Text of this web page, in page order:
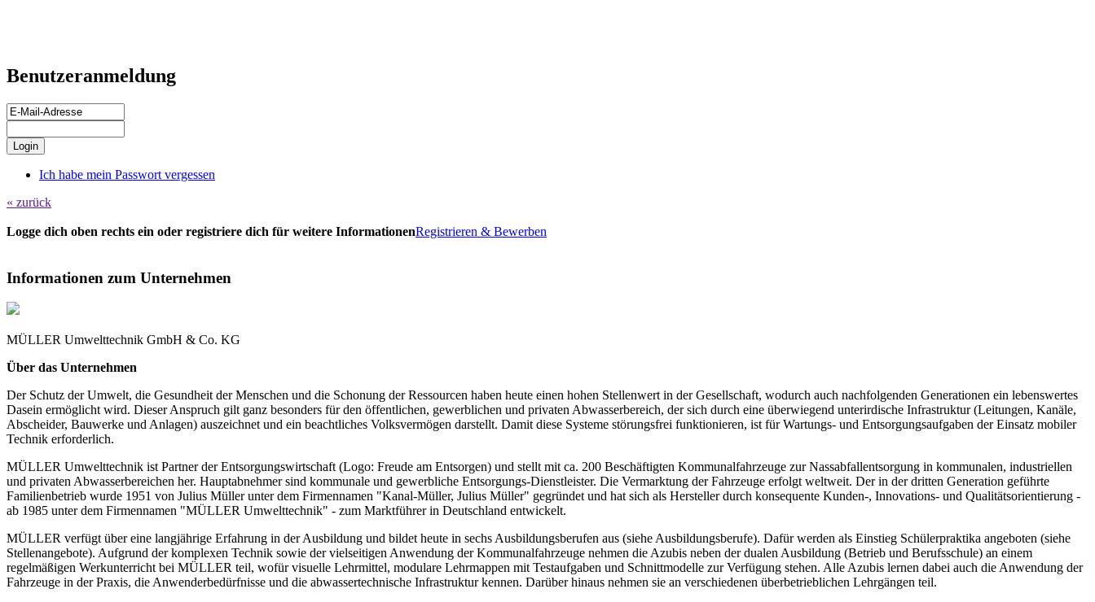
Benutzeranmeldung
Ich habe mein Passwort vergessen
« zurück
Logge dich oben rechts ein oder registriere dich für weitere InformationenRegistrieren & Bewerben
Informationen zum Unternehmen
MÜLLER Umwelttechnik GmbH & Co. KG
Über das Unternehmen
Der Schutz der Umwelt, die Gesundheit der Menschen und die Schonung der Ressourcen haben heute einen hohen Stellenwert in der Gesellschaft, wodurch auch nachfolgenden Generationen ein lebenswertes
Dasein ermöglicht wird. Dieser Anspruch gilt ganz besonders für den öffentlichen, gewerblichen und privaten Abwasserbereich, der sich durch eine überwiegend unterirdische Infrastruktur (Leitungen, Kanäle,
Abscheider, Bauwerke und Anlagen) auszeichnet und ein beachtliches Volksvermögen darstellt. Damit diese Systeme störungsfrei funktionieren, ist für Wartungs- und Entsorgungsaufgaben der Einsatz mobiler
Technik erforderlich.
MÜLLER Umwelttechnik ist Partner der Entsorgungswirtschaft (Logo: Freude am Entsorgen) und stellt mit ca. 200 Beschäftigten Kommunalfahrzeuge zur Nassabfallentsorgung in kommunalen, industriellen
und privaten Abwasserbereichen her. Hauptabnehmer sind kommunale und gewerbliche Entsorgungs-Dienstleister. Die Vermarktung der Fahrzeuge erfolgt weltweit. Der in der dritten Generation geführte
Familienbetrieb wurde 1951 von Julius Müller unter dem Firmennamen "Kanal-Müller, Julius Müller" gegründet und hat sich als Hersteller durch konsequente Kunden-, Innovations- und Qualitätsorientierung -
ab 1985 unter dem Firmennamen "MÜLLER Umwelttechnik" - zum Marktführer in Deutschland entwickelt.
MÜLLER verfügt über eine langjährige Erfahrung in der Ausbildung und bildet heute in sechs Ausbildungsberufen aus (siehe Ausbildungsberufe). Dafür werden als Einstieg Schülerpraktika angeboten (siehe
Stellenangebote). Aufgrund der komplexen Technik sowie der vielseitigen Anwendung der Kommunalfahrzeuge nehmen die Azubis neben der dualen Ausbildung (Betrieb und Berufsschule) an einem
regelmäßigen Werkunterricht bei MÜLLER teil, wofür visuelle Lehrmittel, modulare Lehrmappen mit Testaufgaben und Schnittmodelle zur Verfügung stehen. Alle Azubis lernen dabei auch die Anwendung der
Fahrzeuge in der Praxis, die Anwenderbedürfnisse und die abwassertechnische Infrastruktur kennen. Darüber hinaus nehmen sie an verschiedenen überbetrieblichen Lehrgängen teil.